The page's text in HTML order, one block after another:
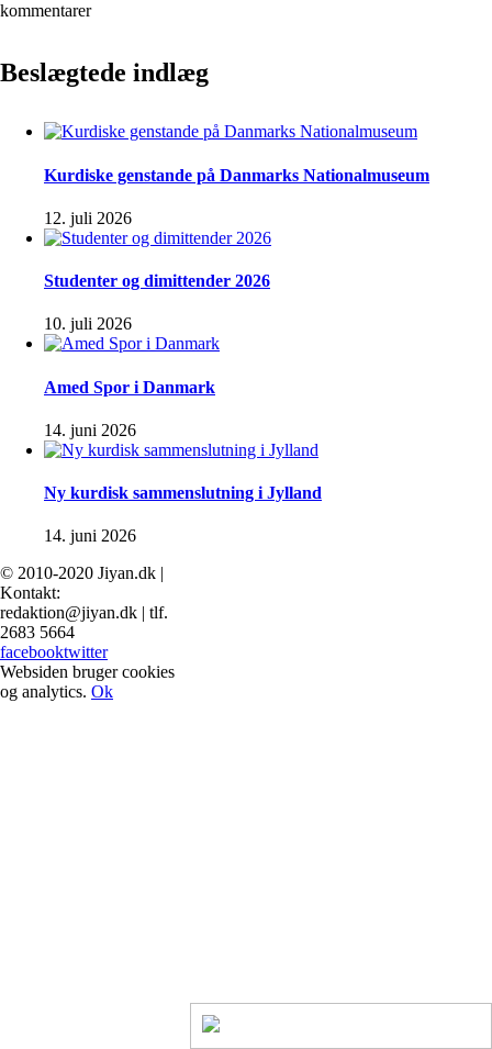
kommentarer
Beslægtede indlæg
Kurdiske genstande på Danmarks Nationalmuseum
12. juli 2026
Studenter og dimittender 2026
10. juli 2026
Amed Spor i Danmark
14. juni 2026
Ny kurdisk sammenslutning i Jylland
14. juni 2026
© 2010-2020 Jiyan.dk |
Kontakt:
redaktion@jiyan.dk | tlf.
2683 5664
facebooktwitter
Websiden bruger cookies
og analytics. Ok